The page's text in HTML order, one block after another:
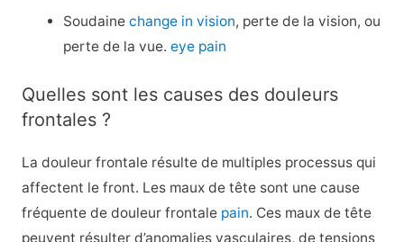
Soudainechange in vision, perte de la vision, ou
perte de la vue.eye pain
Quelles sont les causes des douleurs
frontales ?
La douleur frontale résulte de multiples processus qui
affectent le front. Les maux de tête sont une cause
fréquente de douleur frontale pain. Ces maux de tête
peuvent résulter d’anomalies vasculaires, de tensions